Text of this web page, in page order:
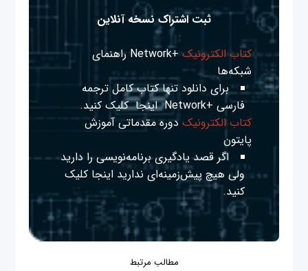
ثبت اشتراک نسخه آنلاین
کتاب الکترونیک
+Network راهنمای
شبکه‌ها
برای دانلود تنها کتاب کامل ترجمه
فارسی +Network
اینجا کلیک کنید.
کتاب الکترونیک دوره مقدماتی آموزش
پایتون
اگر قصد یادگیری برنامه‌نویسی را دارید
ولی هیچ پیش‌زمینه‌ای نداریداینجا کلیک
کنید.
مطالب مرتبط